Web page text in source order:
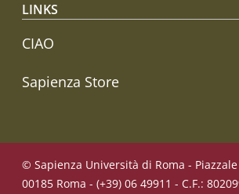
LINKS
CIAO
Sapienza Store
© Sapienza Università di Roma -
00185 Roma - (+39) 06 49911 - C.F.: